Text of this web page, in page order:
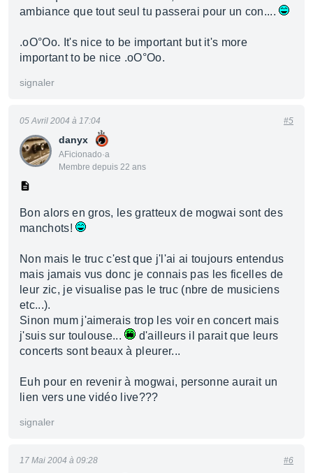
ambiance que tout seul tu passerai pour un con....
.oO°Oo. It's nice to be important but it's more
important to be nice .oO°Oo.
signaler
danyx
AFicionado·a
Membre depuis 22 ans
05 Avril 2004 à 17:04 #5
Bon alors en gros, les gratteux de mogwai sont des
manchots!
Non mais le truc c'est que j'l'ai ai toujours entendus
mais jamais vus donc je connais pas les ficelles de
leur zic, je visualise pas le truc (nbre de musiciens
etc...).
Sinon mum j'aimerais trop les voir en concert mais
j'suis sur toulouse...
d'ailleurs il parait que leurs
concerts sont beaux à pleurer...
Euh pour en revenir à mogwai, personne aurait un
lien vers une vidéo live???
signaler
17 Mai 2004 à 09:28 #6